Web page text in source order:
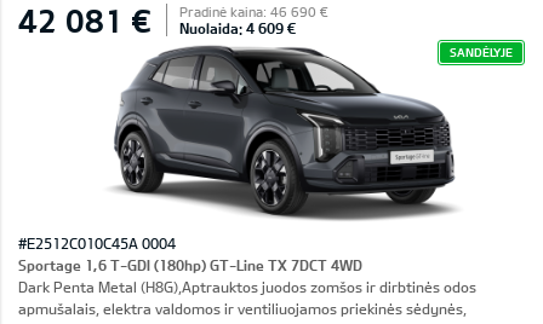
42 081 € Pradinė kaina: 46 690 €
Nuolaida: 4 609 €
SANDĖLYJE
#E2512C010C45A 0004
Sportage 1,6 T-GDI (180hp) GT-Line TX 7DCT 4WD
Dark Penta Metal (H8G),Aptrauktos juodos zomšos ir dirbtinės odos
apmušalais, elektra valdomos ir ventiliuojamos priekinės sėdynės,